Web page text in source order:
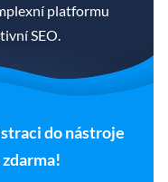
platformu
SEO.
do nástroje